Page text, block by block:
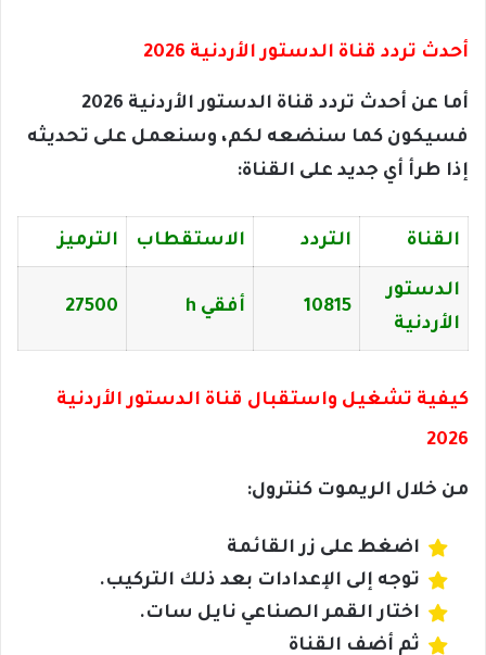
أحدث تردد قناة الدستور الأردنية 2026
أما عن أحدث تردد قناة الدستور الأردنية 2026
فسيكون كما سنضعه لكم، وسنعمل على تحديثه
إذا طرأ أي جديد على القناة:
القناة التردد الاستقطاب الترميز
الدستور
الأردنية
10815 أفقي h 27500
كيفية تشغيل واستقبال قناة الدستور الأردنية
2026
من خلال الريموت كنترول:
اضغط على زر القائمة
توجه إلى الإعدادات بعد ذلك التركيب.
اختار القمر الصناعي نايل سات.
ثم أضف القناة